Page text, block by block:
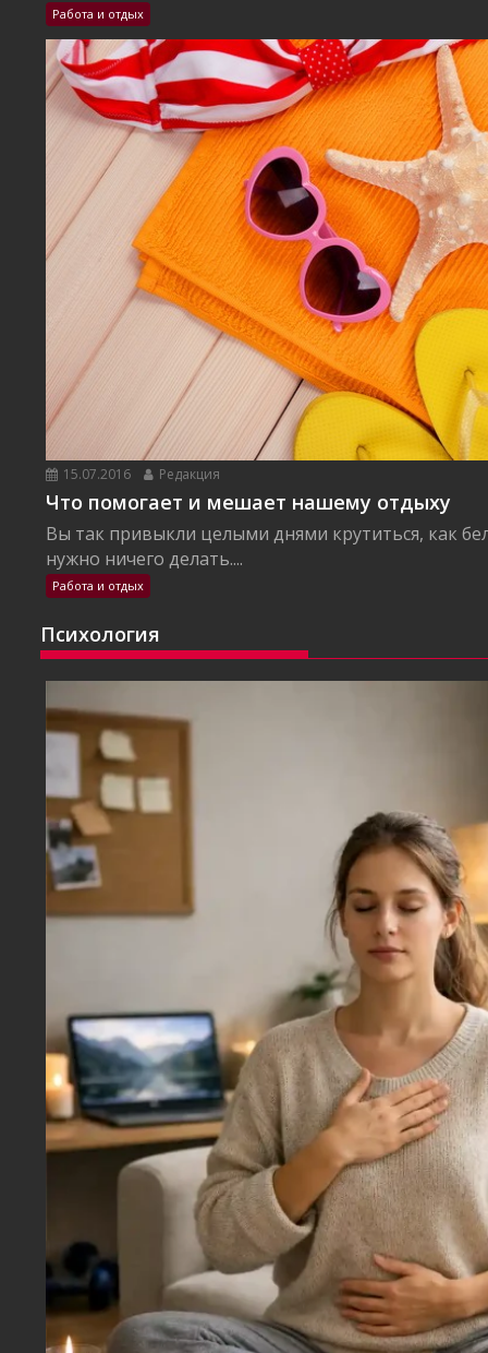
Работа и отдых
15.07.2016 Редакция
Что помогает и мешает нашему отдыху
Вы так привыкли целыми днями крутиться, как
нужно ничего делать....
Работа и отдых
Психология